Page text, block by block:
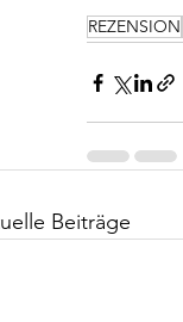
REZENSION
Beiträge